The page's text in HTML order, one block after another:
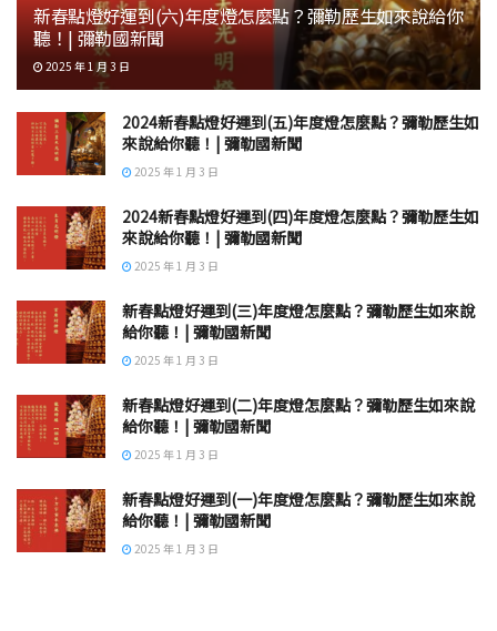
新春點燈好運到(六)年度燈怎麼點？彌勒歷生如來說給你
聽！| 彌勒國新聞
2025 年 1 月 3 日
2024新春點燈好運到(五)年度燈怎麼點？彌勒歷生如
來說給你聽！| 彌勒國新聞
2025 年 1 月 3 日
2024新春點燈好運到(四)年度燈怎麼點？彌勒歷生如
來說給你聽！| 彌勒國新聞
2025 年 1 月 3 日
新春點燈好運到(三)年度燈怎麼點？彌勒歷生如來說
給你聽！| 彌勒國新聞
2025 年 1 月 3 日
新春點燈好運到(二)年度燈怎麼點？彌勒歷生如來說
給你聽！| 彌勒國新聞
2025 年 1 月 3 日
新春點燈好運到(一)年度燈怎麼點？彌勒歷生如來說
給你聽！| 彌勒國新聞
2025 年 1 月 3 日